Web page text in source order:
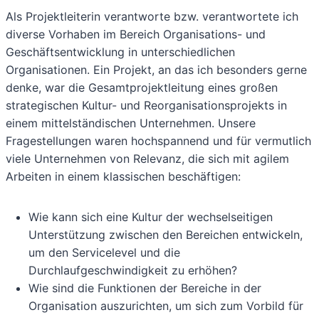
Als Projektleiterin verantworte bzw. verantwortete ich
diverse Vorhaben im Bereich Organisations- und
Geschäftsentwicklung in unterschiedlichen
Organisationen. Ein Projekt, an das ich besonders gerne
denke, war die Gesamtprojektleitung eines großen
strategischen Kultur- und Reorganisationsprojekts in
einem mittelständischen Unternehmen. Unsere
Fragestellungen waren hochspannend und für vermutlich
viele Unternehmen von Relevanz, die sich mit agilem
Arbeiten in einem klassischen beschäftigen:
Wie kann sich eine Kultur der wechselseitigen
Unterstützung zwischen den Bereichen entwickeln,
um den Servicelevel und die
Durchlaufgeschwindigkeit zu erhöhen?
Wie sind die Funktionen der Bereiche in der
Organisation auszurichten, um sich zum Vorbild für